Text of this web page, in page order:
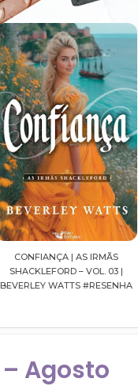
DIÁRIOS DE UMA APOTECÁRIA |
VOL.04 | NATSU HYUUGA
Agosto